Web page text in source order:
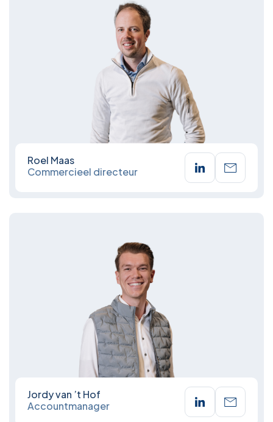
Roel Maas
Commercieel directeur
Jordy van ’t Hof
Accountmanager